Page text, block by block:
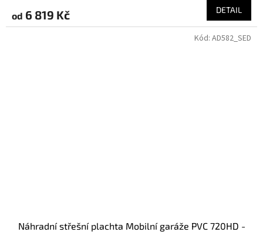
od 6 819 Kč DETAIL
Náhradní střešní plachta Mobilní garáže PVC 720HD -
Kód: AD582_SED